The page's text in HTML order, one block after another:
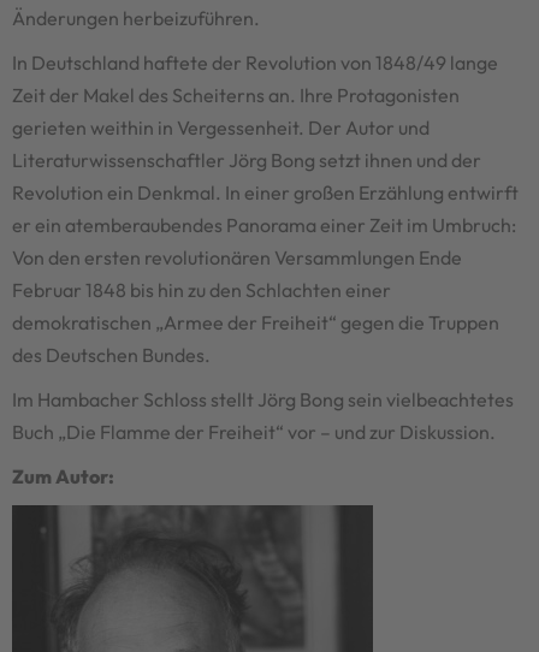
Änderungen herbeizuführen.
In Deutschland haftete der Revolution von 1848/49 lange
Zeit der Makel des Scheiterns an. Ihre Protagonisten
gerieten weithin in Vergessenheit. Der Autor und
Literaturwissenschaftler Jörg Bong setzt ihnen und der
Revolution ein Denkmal. In einer großen Erzählung entwirft
er ein atemberaubendes Panorama einer Zeit im Umbruch:
Von den ersten revolutionären Versammlungen Ende
Februar 1848 bis hin zu den Schlachten einer
demokratischen „Armee der Freiheit“ gegen die Truppen
des Deutschen Bundes.
Im Hambacher Schloss stellt Jörg Bong sein vielbeachtetes
Buch „Die Flamme der Freiheit“ vor – und zur Diskussion.
Zum Autor: